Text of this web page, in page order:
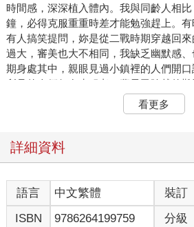
時間感，深深植入體內。我與同齡人相
鐘，必得克服重重時差才能勉強趕上。
有人搞笑提問，妳是從二戰時期穿越回
過大，審美也大不相同，我缺乏幽默感
期身處其中，親眼見過小鎮裡的人們開
所見的人們仍在克服老一輩早已跨越的難
一波少女革命，都扯不上半點關係。
扯遠了，說好要談恐怖場景，先說說普
校，行經小徑路口時突然有個女人火速
聽到異物的聲音，我們在心裡默默安慰
想到爸說過死貓吊樹頭死狗放水流，我
河中，拍拍雙手轉身離開，既不衛生也
看更多
詳細資料
語言 中文繁體
裝訂
ISBN
9786264199759 分級